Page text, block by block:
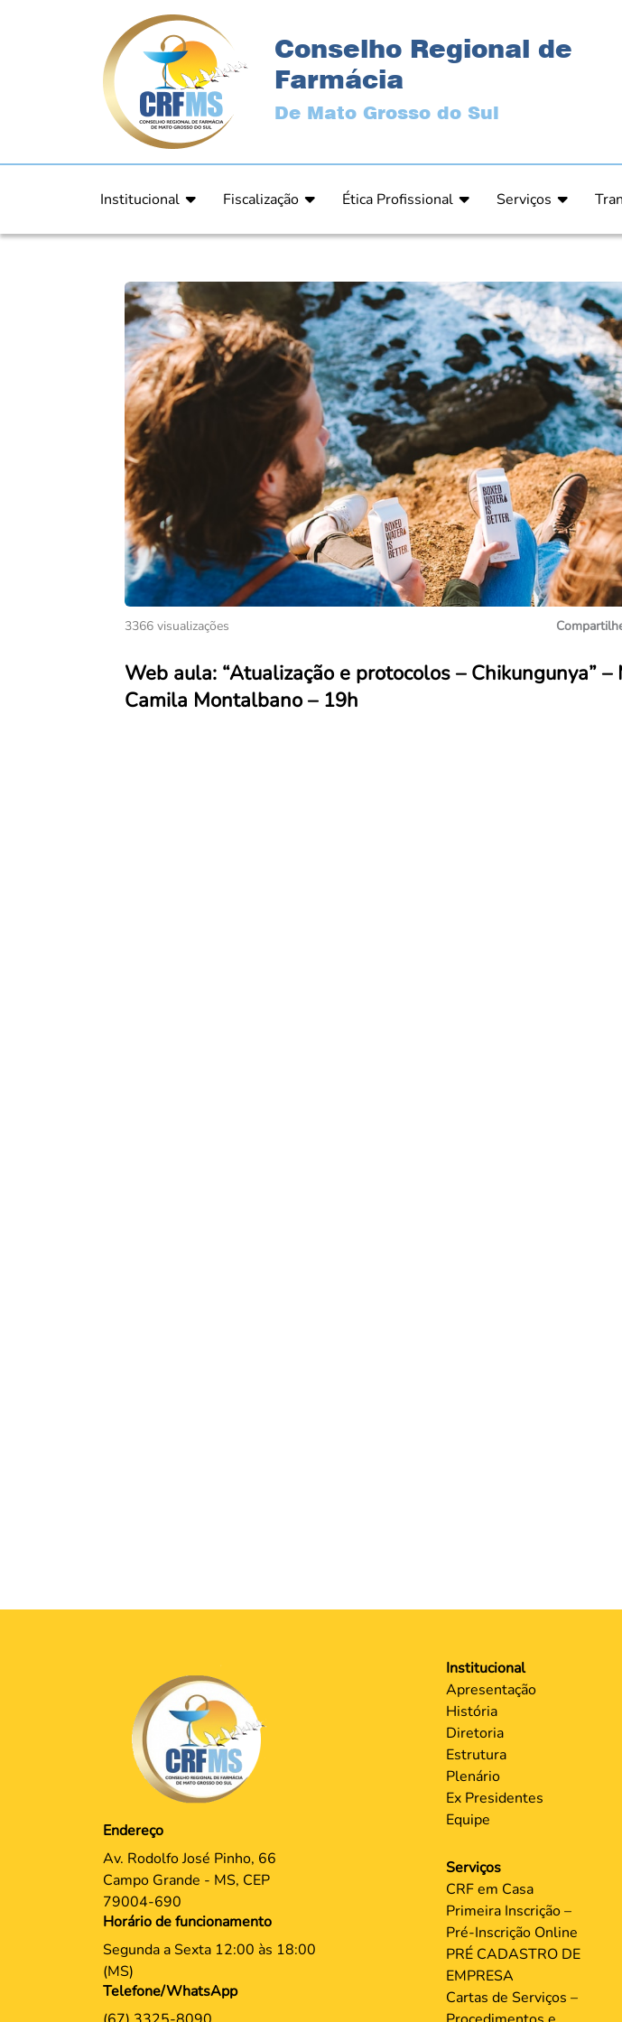
Conselho Regional de
Farmácia
De Mato Grosso do Sul
Institucional
Estrutura
Diretoria
Plenário
Ex Presidentes
Equipe
Fiscalização
Orientação
Processos Fiscais
Relatórios
Ética Profissional
Comunicado de Julgamento
Resultado de Julgamento / Acórdão
Relatório Comissão de Ética CRFMS
Serviços
Cartas de Serviços
Prazos de
Orientações
Ouvidoria
Dúvidas
Convenção
Consulta de
3366 visualizações
Web aula: “Atualização e protocolos – Chikungunya”
Camila Montalbano – 19h
Endereço
Av. Rodolfo José Pinho, 66
Campo Grande - MS, CEP
79004-690
Horário de funcionamento
Segunda a Sexta 12:00 às 18:00
(MS)
Telefone/WhatsApp
Institucional
Apresentação
História
Diretoria
Estrutura
Plenário
Ex Presidentes
Equipe
Serviços
CRF em Casa
Primeira Inscrição –
Pré-Inscrição Online
PRÉ CADASTRO DE
EMPRESA
Cartas de Serviços –